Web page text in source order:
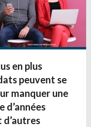
en plus
peuvent se
manquer une
d’années
d’autres